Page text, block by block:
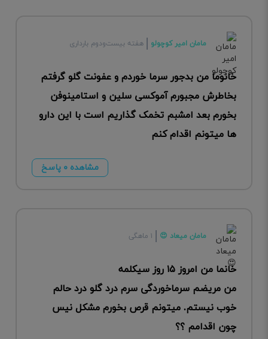
مامان امیر کوچولو هفته بیست‌ودوم بارداری
خانوما من بدجور سرما خوردم و عفونت گلو گرفتم
بخاطرش مجبورم آموکسی سلین و استامینوفن
بخورم بعد امشبم تخمک گذاریم است با این دارو
ها میتونم اقدام کنم
مشاهده ۰ پاسخ
مامان میعاد 😍 ۱ ماهگی
خانما من امروز ۱۵ روز سیکلمه
من مریضم سرماخوردگی سرم درد گلو درد حالم
خوب نیستم. میتونم قرص بخورم مشکل نیس
چون اقدامم ؟؟